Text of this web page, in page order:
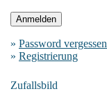
» Password vergessen
» Registrierung
Zufallsbild